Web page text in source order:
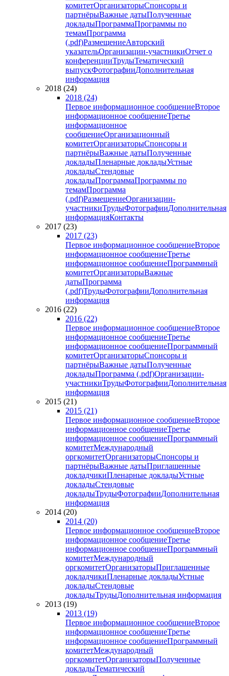
комитетОрганизаторыСпонсоры и
партнёрыВажные датыПолученные
докладыПрограммаПрограммы по
темамПрограмма
(.pdf)РазмещениеАвторский
указательОрганизации-участникиОтчет о
конференцииТрудыТематический
выпускФотографииДополнительная
информация
2018 (24)
2018 (24)
Первое информационное сообщениеВторое
информационное сообщениеТретье
информационное
сообщениеОрганизационный
комитетОрганизаторыСпонсоры и
партнёрыВажные датыПолученные
докладыПленарные докладыУстные
докладыСтендовые
докладыПрограммаПрограммы по
темамПрограмма
(.pdf)РазмещениеОрганизации-
участникиТрудыФотографииДополнительная
информацияКонтакты
2017 (23)
2017 (23)
Первое информационное сообщениеВторое
информационное сообщениеТретье
информационное сообщениеПрограммный
комитетОрганизаторыВажные
датыПрограмма
(.pdf)ТрудыФотографииДополнительная
информация
2016 (22)
2016 (22)
Первое информационное сообщениеВторое
информационное сообщениеТретье
информационное сообщениеПрограммный
комитетОрганизаторыСпонсоры и
партнёрыВажные датыПолученные
докладыПрограмма (.pdf)Организации-
участникиТрудыФотографииДополнительная
информация
2015 (21)
2015 (21)
Первое информационное сообщениеВторое
информационное сообщениеТретье
информационное сообщениеПрограммный
комитетМеждународный
оргкомитетОрганизаторыСпонсоры и
партнёрыВажные датыПриглашенные
докладчикиПленарные докладыУстные
докладыСтендовые
докладыТрудыФотографииДополнительная
информация
2014 (20)
2014 (20)
Первое информационное сообщениеВторое
информационное сообщениеТретье
информационное сообщениеПрограммный
комитетМеждународный
оргкомитетОрганизаторыПриглашенные
докладчикиПленарные докладыУстные
докладыСтендовые
докладыТрудыДополнительная информация
2013 (19)
2013 (19)
Первое информационное сообщениеВторое
информационное сообщениеТретье
информационное сообщениеПрограммный
комитетМеждународный
оргкомитетОрганизаторыПолученные
докладыТематический